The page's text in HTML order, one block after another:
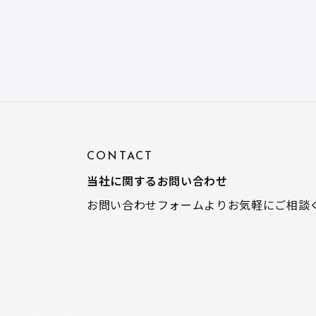
CONTACT
当社に関するお問い合わせ
お問い合わせフォームよりお気軽にご相談